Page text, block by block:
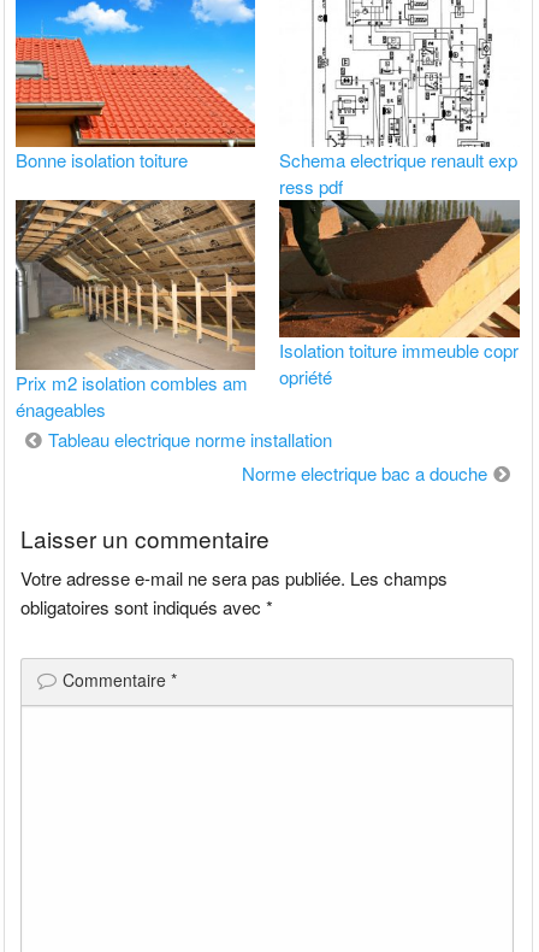
Bonne isolation toiture
Schema electrique renault exp
ress pdf
Prix m2 isolation combles am
énageables
Isolation toiture immeuble copr
opriété
Navigation
Tableau electrique norme installation
Norme electrique bac a douche
Laisser un commentaire
Votre adresse e-mail ne sera pas publiée. Les champs
obligatoires sont indiqués avec*
Commentaire*